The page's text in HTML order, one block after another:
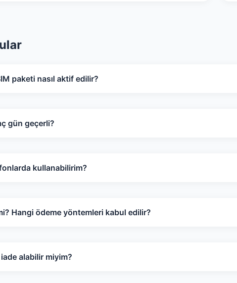
paketi nasıl aktif edilir?
gün geçerli?
kullanabilirim?
Hangi ödeme yöntemleri kabul edilir?
alabilir miyim?